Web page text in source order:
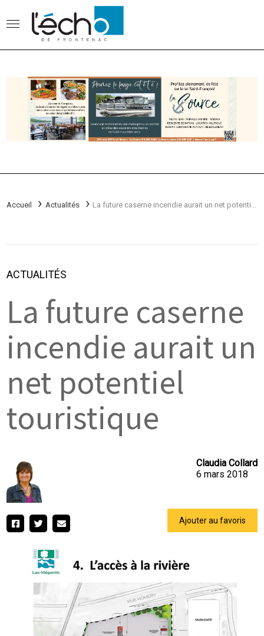
Accueil Actualités
ACTUALITÉS
La future caserne
incendie aurait un
net potentiel
touristique
Claudia Collard
6 mars 2018
Ajouter au favoris